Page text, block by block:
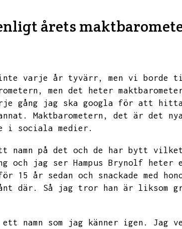
årets
varje år tyvärr,
men vi borde
men det heter
gång jag ska googla för att
Maktbarometern,
det är det nya
i sociala medier.
namn på det och de har bytt vilket
och jag ser Hampus Brynolf heter
15 år sedan och snackade med
där.
Så jag tror han är liksom
namn som jag känner igen.
Jag